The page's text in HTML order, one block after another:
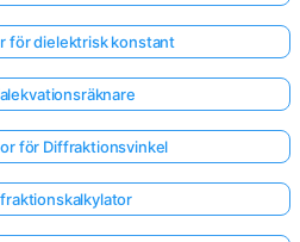
för dielektrisk konstant
för Diffraktionsvinkel